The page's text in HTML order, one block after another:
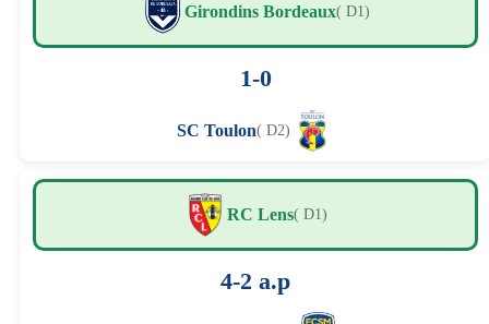
Girondins Bordeaux( D1)
1-0
SC Toulon( D2)
RC Lens( D1)
4-2 a.p